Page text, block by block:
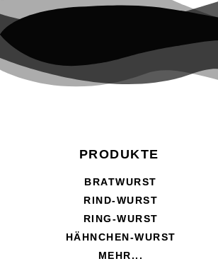
PRODUKTE
BRATWURST
RIND-WURST
RING-WURST
HÄHNCHEN-WURST
MEHR...